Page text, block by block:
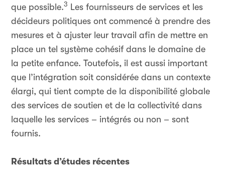
que possible.3 Les fournisseurs de services et les
décideurs politiques ont commencé à prendre des
mesures et à ajuster leur travail afin de mettre en
place un tel système cohésif dans le domaine de
la petite enfance. Toutefois, il est aussi important
que l’intégration soit considérée dans un contexte
élargi, qui tient compte de la disponibilité globale
des services de soutien et de la collectivité dans
laquelle les services – intégrés ou non – sont
fournis.
Résultats d’études récentes